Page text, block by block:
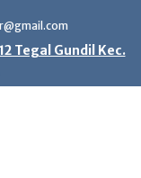
Tegal Gundil Kec.